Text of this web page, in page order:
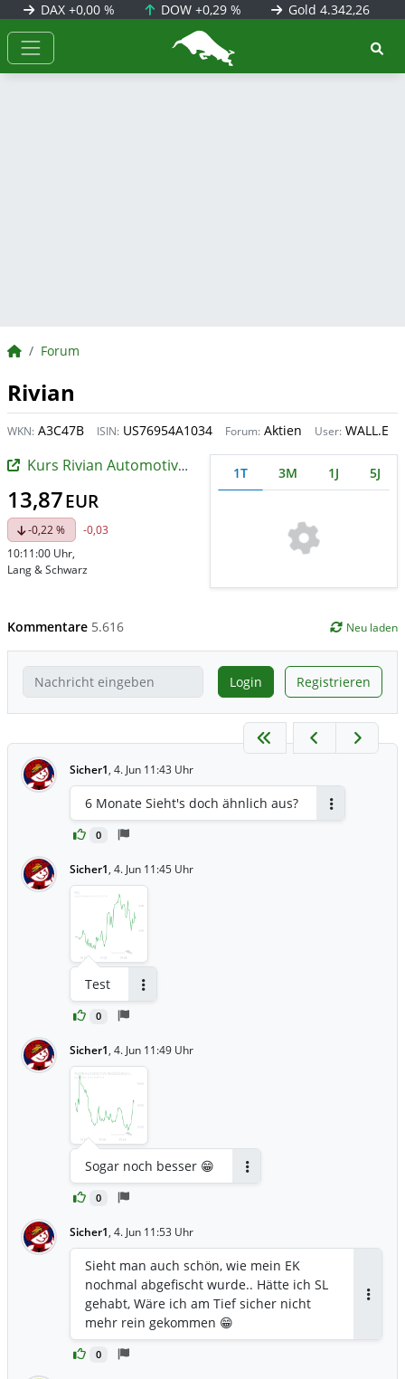
DAX +0,00 % DOW+0,29 % Gold 4.342,26
BörsenNEWS.de
BörsenNEWS.de
Forum
Rivian
WKN: A3C47B ISIN: US76954A1034 Forum: Aktien User: WALL.E
Kurs Rivian Automotive Registered (A)
13,87EUR
-0,22 %
-0,03
10:11:00 Uhr,
Lang & Schwarz
1T 3M 1J 5J
Kommentare 5.616 Neu laden
Login Registrieren
Sicher1, 4. Jun 11:43 Uhr
0
6 Monate Sieht's doch ähnlich aus?
Sicher1, 4. Jun 11:45 Uhr
0
Test
Sicher1, 4. Jun 11:49 Uhr
0
Sogar noch besser 😁
Sicher1, 4. Jun 11:53 Uhr
0
Sieht man auch schön, wie mein EK
nochmal abgefischt wurde.. Hätte ich SL
gehabt, Wäre ich am Tief sicher nicht
mehr rein gekommen 😁